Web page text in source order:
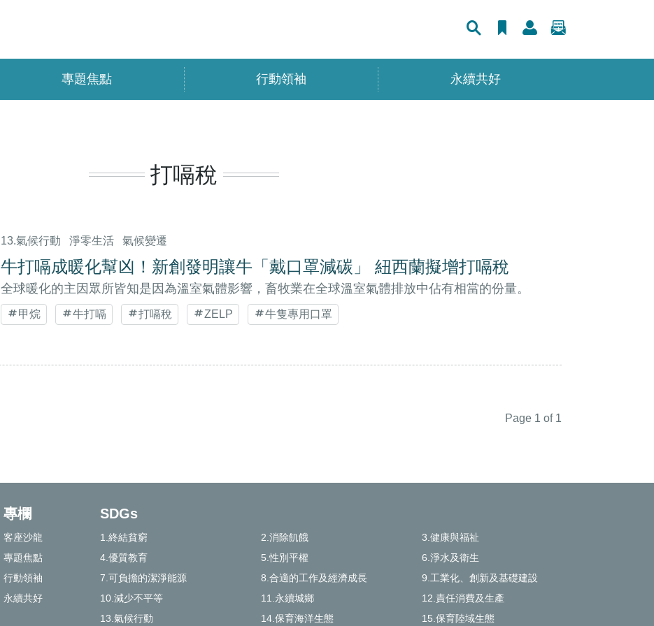
專題焦點 行動領袖 永續共好
打嗝稅
13.氣候行動 淨零生活 氣候變遷
牛打嗝成暖化幫凶！新創發明讓牛「戴口罩減碳」 紐西蘭擬增打嗝稅
全球暖化的主因眾所皆知是因為溫室氣體影響，畜牧業在全球溫室氣體排放中佔有相當的份量。
甲烷 牛打嗝 打嗝稅 ZELP 牛隻專用口罩
Page 1 of 1
專欄
客座沙龍
專題焦點
行動領袖
永續共好
SDGs
1.終結貧窮 2.消除飢餓
3.健康與福祉
4.優質教育
5.性別平權
6.淨水及衛生
7.可負擔的潔淨能源
8.合適的工作及經濟成長
9.工業化、創新及基礎建設
10.減少不平等
11.永續城鄉
12.責任消費及生產
13.氣候行動
14.保育海洋生態 15.保育陸域生態